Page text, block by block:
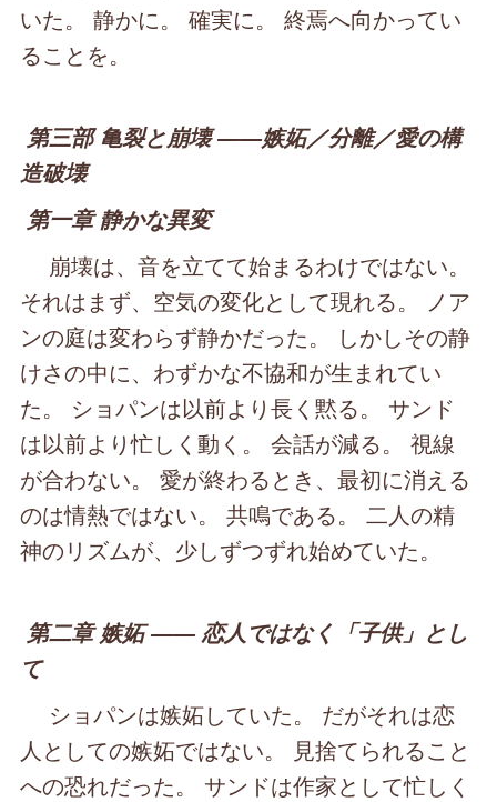
いた。 静かに。 確実に。 終焉へ向かってい
ることを。
第三部 亀裂と崩壊 ――嫉妬／分離／愛の構
造破壊
第一章 静かな異変
崩壊は、音を立てて始まるわけではない。
それはまず、空気の変化として現れる。 ノア
ンの庭は変わらず静かだった。 しかしその静
けさの中に、わずかな不協和が生まれてい
た。 ショパンは以前より長く黙る。 サンド
は以前より忙しく動く。 会話が減る。 視線
が合わない。 愛が終わるとき、最初に消える
のは情熱ではない。 共鳴である。 二人の精
神のリズムが、少しずつずれ始めていた。
第二章 嫉妬 ―― 恋人ではなく「子供」とし
て
ショパンは嫉妬していた。 だがそれは恋
人としての嫉妬ではない。 見捨てられること
への恐れだった。 サンドは作家として忙しく